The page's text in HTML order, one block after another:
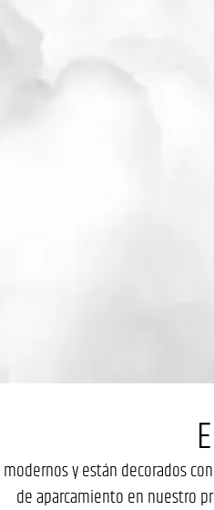
y están decorados
de aparcamiento en nuestro